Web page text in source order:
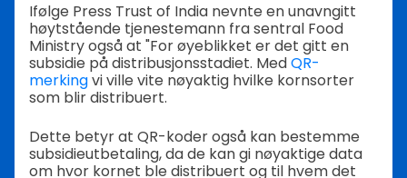
Ifølge Press Trust of India nevnte en unavngitt
høytstående tjenestemann fra sentral Food
Ministry også at "For øyeblikket er det gitt en
subsidie på distribusjonsstadiet. MedQR-
merkingvi ville vite nøyaktig hvilke kornsorter
som blir distribuert.
Dette betyr at QR-koder også kan bestemme
subsidieutbetaling, da de kan gi nøyaktige data
om hvor kornet ble distribuert og til hvem det